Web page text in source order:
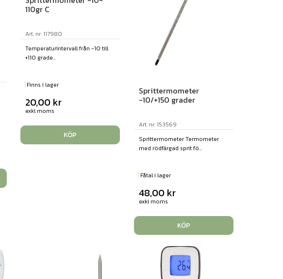
110gr C
Art. nr: 117980
Temperaturintervall från -10 till
+110 grade...
Finns i lager
20,00 kr
exkl moms
KÖP
Sprittermometer
-10/+150 grader
Art. nr: 153569
Sprittermometer Termometer
med rödfärgad sprit fö...
Fåtal i lager
48,00 kr
exkl moms
KÖP